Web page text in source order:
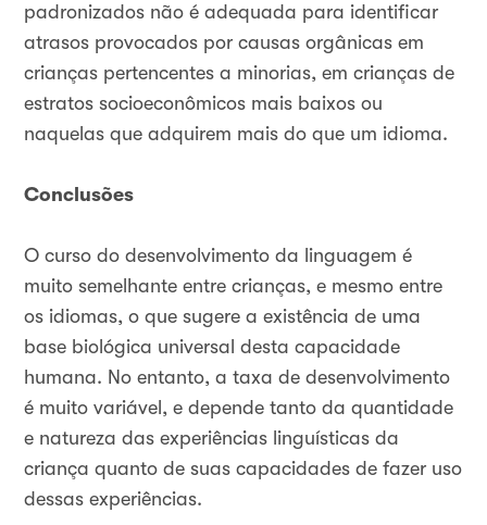
padronizados não é adequada para identificar
atrasos provocados por causas orgânicas em
crianças pertencentes a minorias, em crianças de
estratos socioeconômicos mais baixos ou
naquelas que adquirem mais do que um idioma.
Conclusões
O curso do desenvolvimento da linguagem é
muito semelhante entre crianças, e mesmo entre
os idiomas, o que sugere a existência de uma
base biológica universal desta capacidade
humana. No entanto, a taxa de desenvolvimento
é muito variável, e depende tanto da quantidade
e natureza das experiências linguísticas da
criança quanto de suas capacidades de fazer uso
dessas experiências.